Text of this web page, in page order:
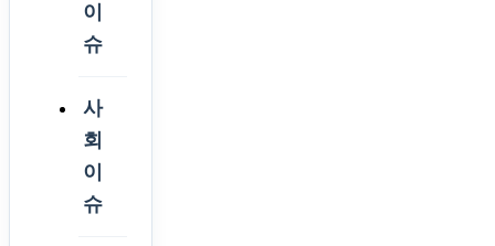
이
슈
사
회
이
슈